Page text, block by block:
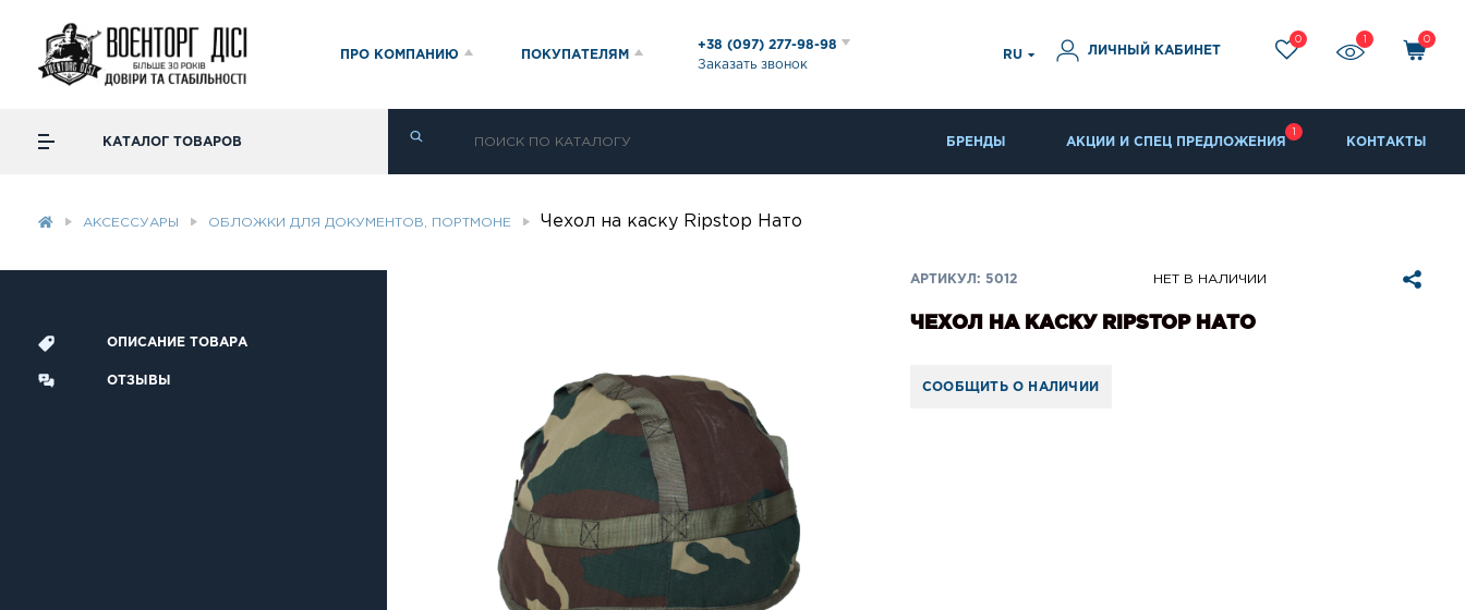
ПРО КОМПАНИЮ ПОКУПАТЕЛЯМ
+38 (097) 277-98-98
Заказать звонок
RU ЛИЧНЫЙ КАБИНЕТ
0 0
КАТАЛОГ ТОВАРОВ БРЕНДЫ АКЦИИ И СПЕЦ ПРЕДЛОЖЕНИЯ КОНТАКТЫ
АКСЕССУАРЫ ОБЛОЖКИ ДЛЯ ДОКУМЕНТОВ, ПОРТМОНЕ Чехол на каску Ripstop Нато
ОПИСАНИЕ ТОВАРА
ОТЗЫВЫ
АРТИКУЛ: 5012 НЕТ В НАЛИЧИИ
ЧЕХОЛ НА КАСКУ RIPSTOP НАТО
СООБЩИТЬ О НАЛИЧИИ